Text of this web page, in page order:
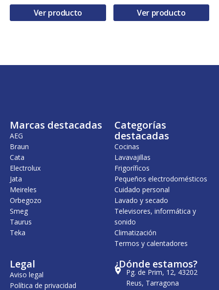
e
c
g
a
9
.
e
c
u
8
Ver producto Ver producto
Marcas destacadas
AEG
Braun
Cata
Electrolux
Jata
Meireles
Orbegozo
Smeg
Taurus
Teka
Categorías
destacadas
Cocinas
Lavavajillas
Frigoríficos
Pequeños electrodomésticos
Cuidado personal
Lavado y secado
Televisores, informática y
sonido
Climatización
Termos y calentadores
Legal
Aviso legal
Política de privacidad
¿Dónde estamos?
Pg. de Prim, 12, 43202
Reus, Tarragona